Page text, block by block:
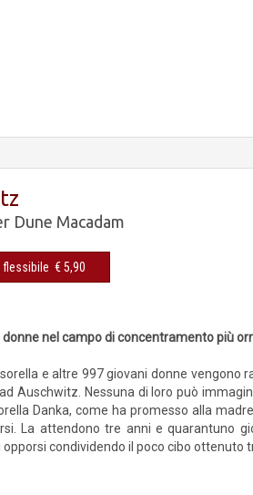
Dune Macadam
Cop. flessibile € 5,90
nel campo di concentramento più
e altre 997 giovani donne
Auschwitz. Nessuna di loro può
Danka, come ha promesso alla
La attendono tre anni e quarantuno
condividendo il poco cibo ottenuto